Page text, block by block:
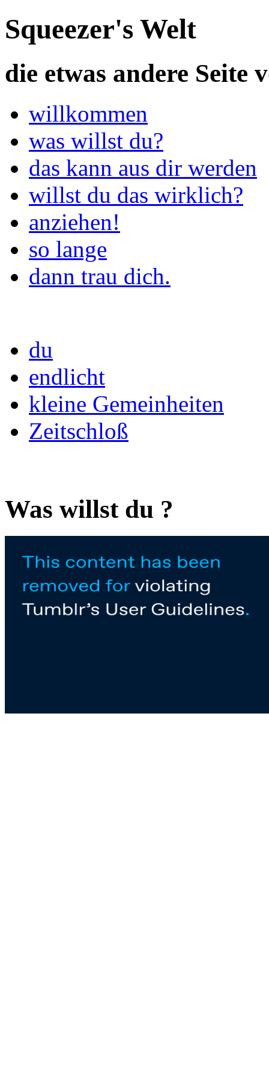
Squeezer's Welt
die etwas andere Seite
willkommen
was willst du?
das kann aus dir werden
willst du das wirklich?
anziehen!
so lange
dann trau dich.
du
endlicht
kleine Gemeinheiten
Zeitschloß
Was willst du ?